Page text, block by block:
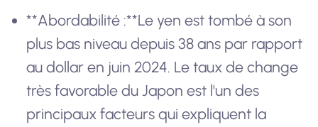
**Abordabilité :**Le yen est tombé à son
plus bas niveau depuis 38 ans par rapport
au dollar en juin 2024. Le taux de change
très favorable du Japon est l'un des
principaux facteurs qui expliquent la